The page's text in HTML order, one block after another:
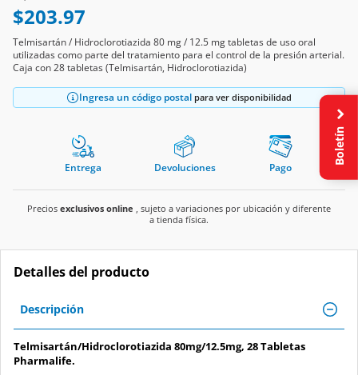
$203.97
Telmisartán / Hidroclorotiazida 80 mg / 12.5 mg tabletas de uso oral
utilizadas como parte del tratamiento para el control de la presión arterial.
Caja con 28 tabletas (Telmisartán, Hidroclorotiazida)
Ingresa un código postal para ver disponibilidad
Entrega Devoluciones Pago
Precios exclusivos online , sujeto a variaciones por ubicación y diferente
a tienda física.
Detalles del producto
Descripción
Telmisartán/Hidroclorotiazida 80mg/12.5mg, 28 Tabletas
Pharmalife.
Boletín